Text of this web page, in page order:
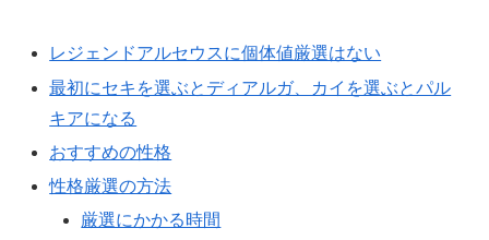
レジェンドアルセウスに個体値厳選はない
最初にセキを選ぶとディアルガ、カイを選ぶとパル
キアになる
おすすめの性格
性格厳選の方法
厳選にかかる時間